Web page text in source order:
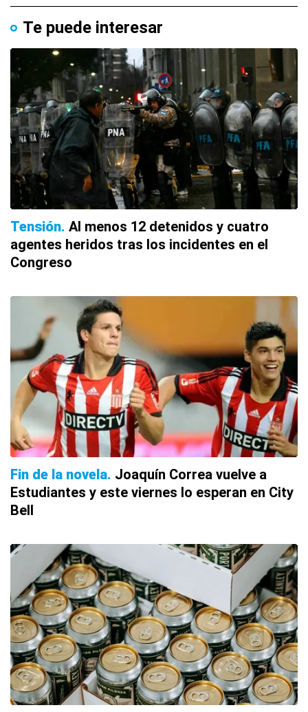
Te puede interesar
Tensión Al menos 12 detenidos y cuatro
agentes heridos tras los incidentes en el
Congreso
Fin de la novela Joaquín Correa vuelve a
Estudiantes y este viernes lo esperan en City
Bell